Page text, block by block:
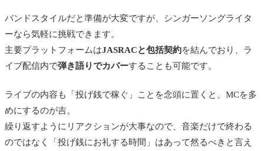
バンドスタイルだと準備が大変ですが、シンガーソングライタ
ーなら気軽に挑戦できます。
主要プラットフォームはJASRACと包括契約を結んでおり、ラ
イブ配信内で弾き語りでカバーすることも可能です。
ライブの内容も「投げ銭で稼ぐ」ことを念頭に置くと、MCを多
めにするのが吉。
繰り返すようにリアクションが大事なので、音楽だけで終わる
のではなく「投げ銭にお礼する時間」はあって然るべきと言え